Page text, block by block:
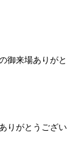
御来場ありがと
りがとうござい